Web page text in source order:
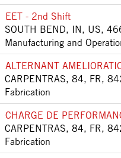
EET - 2nd Shift
SOUTH BEND, IN, US,
Manufacturing and
ALTERNANT
CARPENTRAS, 84, FR,
Fabrication
CHARGE DE
CARPENTRAS, 84, FR,
Fabrication